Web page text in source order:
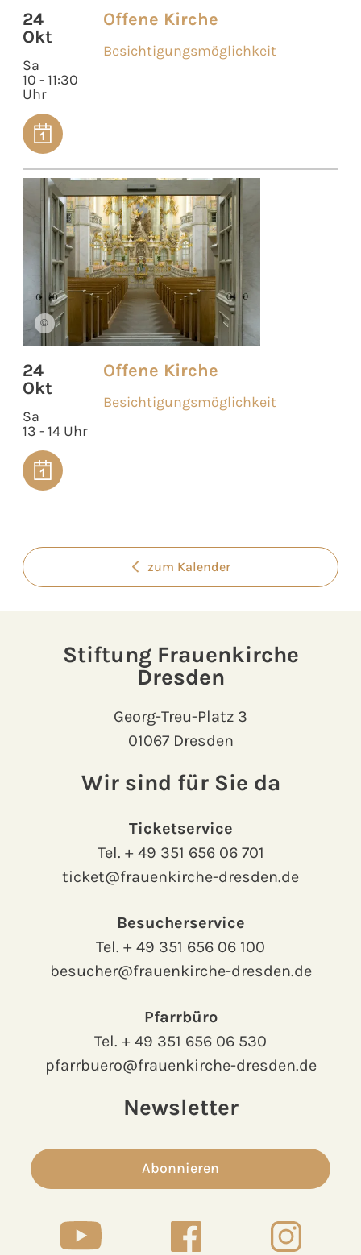
24
Okt
Sa
10 - 11:30
Uhr
Offene Kirche
Besichtigungsmöglichkeit
©
24
Okt
Sa
13 - 14 Uhr
Offene Kirche
Besichtigungsmöglichkeit
zum Kalender
Stiftung Frauenkirche
Dresden
Georg-Treu-Platz 3
01067 Dresden
Wir sind für Sie da
Ticketservice
Tel. + 49 351 656 06 701
ticket@frauenkirche-dresden.de
Besucherservice
Tel. + 49 351 656 06 100
besucher@frauenkirche-dresden.de
Pfarrbüro
Tel. + 49 351 656 06 530
pfarrbuero@frauenkirche-dresden.de
Newsletter
Abonnieren